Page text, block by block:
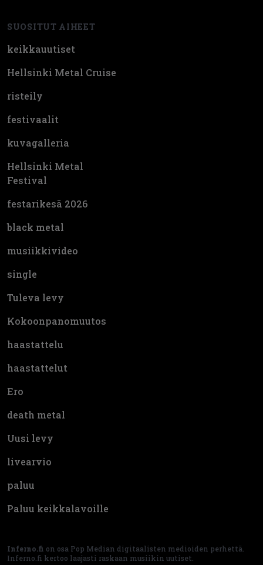
SUOSITUT AIHEET
keikkauutiset
Hellsinki Metal Cruise
risteily
festivaalit
kuvagalleria
Hellsinki Metal
Festival
festarikesä 2026
black metal
musiikkivideo
single
Tuleva levy
Kokoonpanomuutos
haastattelu
haastattelut
Ero
death metal
Uusi levy
livearvio
paluu
Paluu keikkalavoille
Inferno.fi on osa Pop Median digitaalisten medioiden perhettä.
Inferno.fi kertoo laajasti raskaan musiikin uutiset.